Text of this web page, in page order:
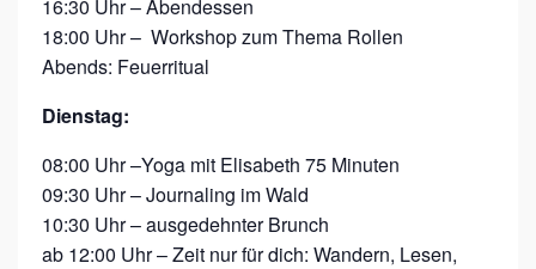
16:30 Uhr – Abendessen
18:00 Uhr – Workshop zum Thema Rollen
Abends: Feuerritual
Dienstag:
08:00 Uhr –Yoga mit Elisabeth 75 Minuten
09:30 Uhr – Journaling im Wald
10:30 Uhr – ausgedehnter Brunch
ab 12:00 Uhr – Zeit nur für dich: Wandern, Lesen,